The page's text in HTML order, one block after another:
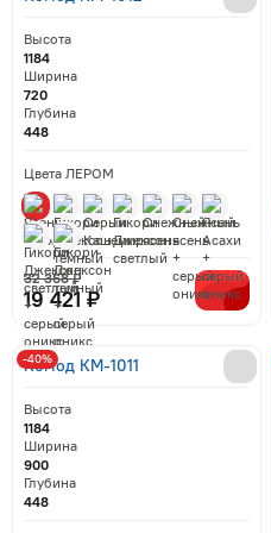
Высота
1184
Ширина
720
Глубина
448
Цвета ЛЕРОМ
19 421 ₽
32 368 ₽
Комод КМ-1011
Высота
1184
Ширина
900
Глубина
448
-40%